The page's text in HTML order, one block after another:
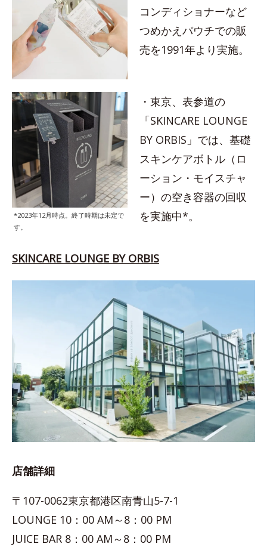
コンディショナーなど
つめかえパウチでの販
売を1991年より実施。
*2023年12月時点。終了時期は未定で
す。
・東京、表参道の
「SKINCARE LOUNGE
BY ORBIS」では、基礎
スキンケアボトル（ロ
ーション・モイスチャ
ー）の空き容器の回収
を実施中*。
SKINCARE LOUNGE BY ORBIS
店舗詳細
〒107-0062東京都港区南青山5-7-1
LOUNGE 10：00 AM～8：00 PM
JUICE BAR 8：00 AM～8：00 PM